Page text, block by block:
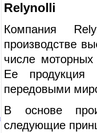
Relynolli
Компания
производстве
числе
Ее продукция
передовыми
В основе
следующие